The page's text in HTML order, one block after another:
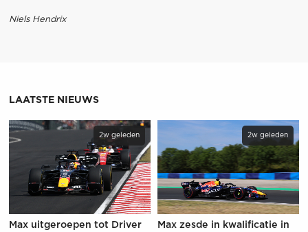
Niels Hendrix
LAATSTE NIEUWS
2w geleden
Max uitgeroepen tot Driver
2w geleden
Max zesde in kwalificatie in